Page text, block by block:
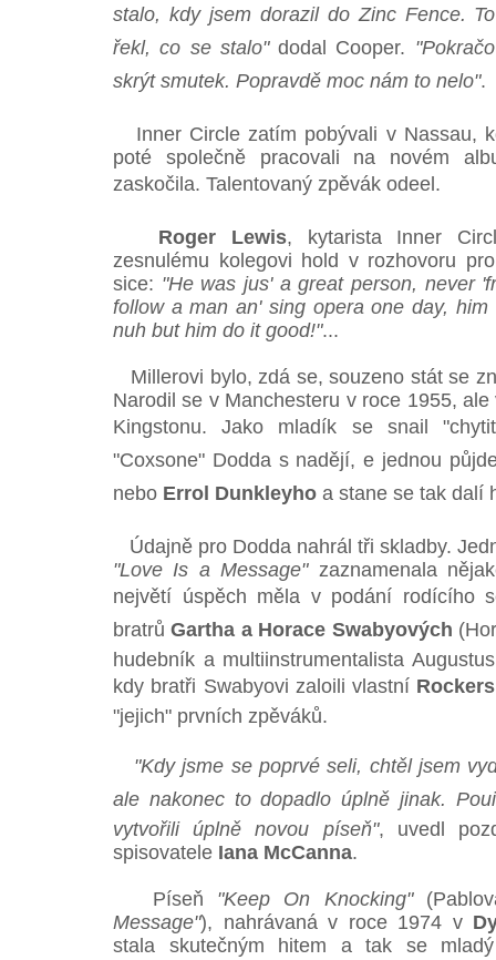
stalo, kdy jsem dorazil do Zinc Fence.
řekl, co se stalo"dodal Cooper.
skrýt smutek. Popravdě moc nám to nelo".
Inner Circle zatím pobývali v Nassau,
poté společně pracovali na novém
zaskočila. Talentovaný zpěvák odeel.
Roger Lewis, kytarista Inner
zesnulému kolegovi hold v rozhovoru
sice: "He was jus' a great person, never
follow a man an' sing opera one day,
nuh but him do it good!"...
Millerovi bylo, zdá se, souzeno stát se
Narodil se v Manchesteru v roce 1955,
Kingstonu. Jako mladík se snail
"Coxsone" Dodda s nadějí, e jednou
nebo Errol Dunkleyho a stane se tak
Údajně pro Dodda nahrál tři skladby.
"Love Is a Message"zaznamenala
největí úspěch měla v podání rodícího
bratrůGartha a Horace Swabyových
hudebník a multiinstrumentalista
kdy bratři Swabyovi zaloili vlastní
"jejich" prvních zpěváků.
"Kdy jsme se poprvé seli, chtěl jsem
ale nakonec to dopadlo úplně jinak.
vytvořili úplně novou píseň", uvedl
spisovatele Iana McCanna.
Píseň "Keep On Knocking"
Message"), nahrávaná v roce 1974 v
stala skutečným hitem a tak se